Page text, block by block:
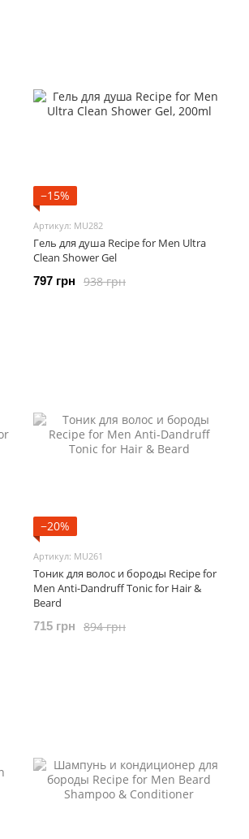
−15%
Артикул: MU282
Гель для душа Recipe for Men Ultra
Clean Shower Gel
938 грн
797 грн
−20%
Артикул: MU261
Тоник для волос и бороды Recipe for
Men Anti-Dandruff Tonic for Hair &
Beard
894 грн
715 грн